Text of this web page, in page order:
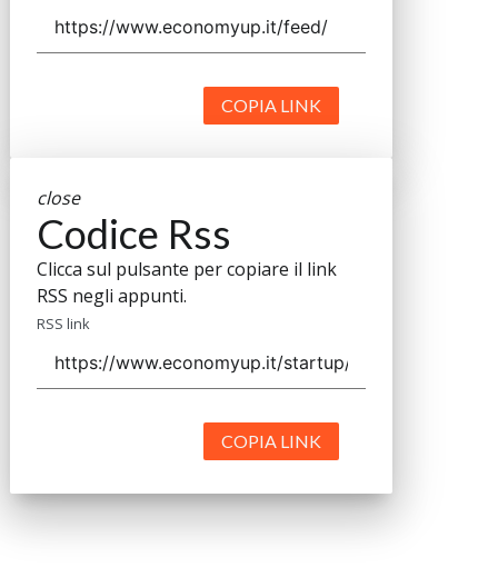
COPIA LINK
close
Codice Rss
Clicca sul pulsante per copiare il link
RSS negli appunti.
RSS link
COPIA LINK